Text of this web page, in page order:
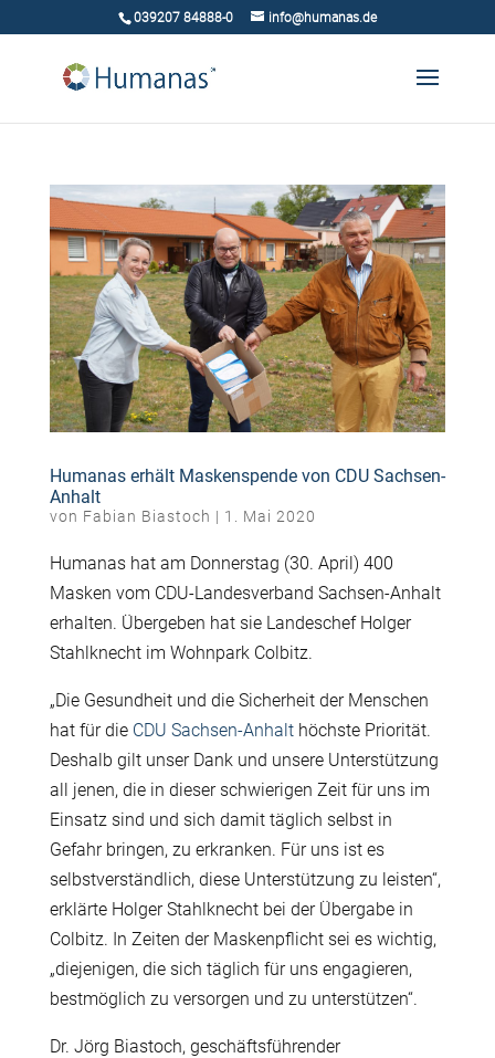
039207 84888-0 info@humanas.de
Humanas erhält Maskenspende von CDU Sachsen-
Anhalt
von Fabian Biastoch | 1. Mai 2020
Humanas hat am Donnerstag (30. April) 400
Masken vom CDU-Landesverband Sachsen-Anhalt
erhalten. Übergeben hat sie Landeschef Holger
Stahlknecht im Wohnpark Colbitz.
„Die Gesundheit und die Sicherheit der Menschen
hat für die CDU Sachsen-Anhalthöchste Priorität.
Deshalb gilt unser Dank und unsere Unterstützung
all jenen, die in dieser schwierigen Zeit für uns im
Einsatz sind und sich damit täglich selbst in
Gefahr bringen, zu erkranken. Für uns ist es
selbstverständlich, diese Unterstützung zu leisten“,
erklärte Holger Stahlknecht bei der Übergabe in
Colbitz. In Zeiten der Maskenpflicht sei es wichtig,
„diejenigen, die sich täglich für uns engagieren,
bestmöglich zu versorgen und zu unterstützen“.
Dr. Jörg Biastoch, geschäftsführender